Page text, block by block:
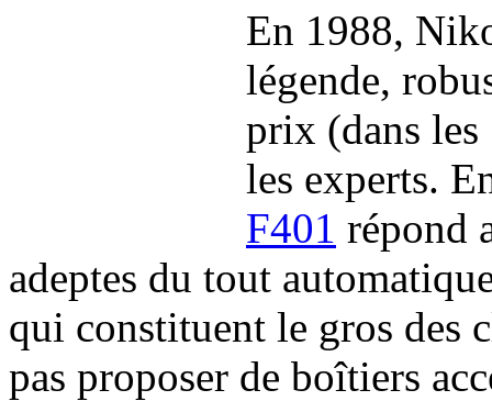
En 1988,
légende,
prix (dans les
les experts.
F401 répond
adeptes du tout
qui constituent le gros des
pas proposer de boîtiers